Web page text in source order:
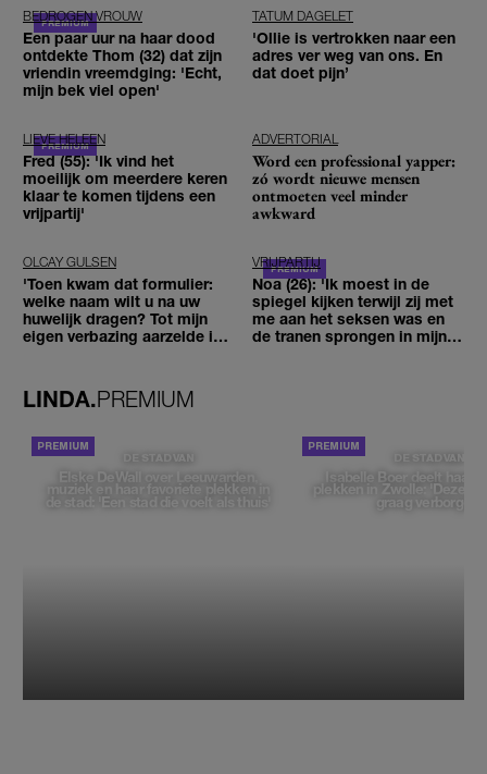
BEDROGEN VROUW
Een paar uur na haar dood
ontdekte Thom (32) dat zijn
vriendin vreemdging: 'Echt,
mijn bek viel open'
TATUM DAGELET
'Ollie is vertrokken naar een
adres ver weg van ons. En
dat doet pijn’
LIEVE HELEEN
Fred (55): 'Ik vind het
moeilijk om meerdere keren
klaar te komen tijdens een
vrijpartij'
ADVERTORIAL
Word een professional yapper:
zó wordt nieuwe mensen
ontmoeten veel minder
awkward
OLCAY GULSEN
'Toen kwam dat formulier:
welke naam wilt u na uw
huwelijk dragen? Tot mijn
eigen verbazing aarzelde ik
VRIJPARTIJ
Noa (26): 'Ik moest in de
spiegel kijken terwijl zij met
me aan het seksen was en
de tranen sprongen in mijn
LINDA.PREMIUM
DE STAD VAN
Elske DeWall over Leeuwarden,
muziek en haar favoriete plekken in
de stad: 'Een stad die voelt als thuis'
DE STAD VAN
Isabelle Boer deelt haar
plekken in Zwolle: 'Deze
graag verborgen'